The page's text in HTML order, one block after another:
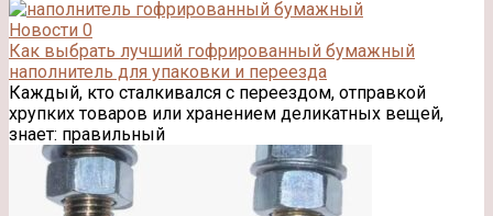
Новости 0
Как выбрать лучший гофрированный бумажный
наполнитель для упаковки и переезда
Каждый, кто сталкивался с переездом, отправкой
хрупких товаров или хранением деликатных вещей,
знает: правильный